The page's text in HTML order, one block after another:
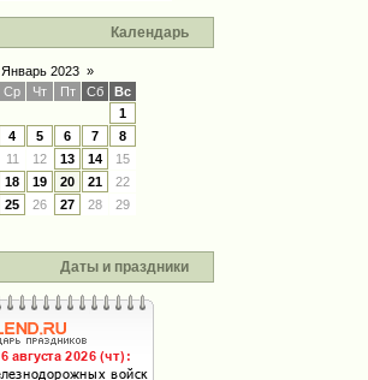
Календарь
Январь 2023 »
Ср Чт Пт Сб
Вс
1
4 5 6 7
8
11 12 13 14
15
18 19 20 21
22
25 26 27 28
29
Даты и праздники